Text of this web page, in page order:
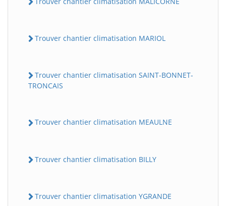
Trouver chantier climatisation MARIOL
Trouver chantier climatisation SAINT-BONNET-
TRONCAIS
Trouver chantier climatisation MEAULNE
Trouver chantier climatisation BILLY
Trouver chantier climatisation YGRANDE